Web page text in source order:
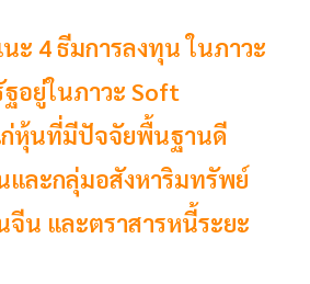
ะ 4 ธีมการลงทุน ในภาวะ
อยู่ในภาวะ Soft
ก่หุ้นที่มีปัจจัยพื้นฐานดี
และกลุ่มอสังหาริมทรัพย์
น และตราสารหนี้ระยะ